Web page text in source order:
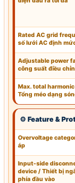
Rated AC grid
số lưới AC định
Adjustable power
công suất điều
Max. total
Tổng méo dạng
⚙ Feature &
Overvoltage
áp
Input-side
device / Thiết bị
phía đầu vào